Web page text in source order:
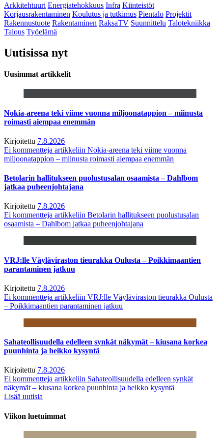
Arkkitehtuuri Energiatehokkuus Infra Kiinteistöt
Korjausrakentaminen Koulutus ja tutkimus Pientalo Projektit
Rakennustuote Rakentaminen RaksaTV Suunnittelu Talotekniikka
Talous Työelämä
Uutisissa nyt
Uusimmat artikkelit
Nokia-areena teki viime vuonna miljoonatappion – miinusta
roimasti aiempaa enemmän
Kirjoitettu 7.8.2026
Ei kommentteja artikkeliin Nokia-areena teki viime vuonna
miljoonatappion – miinusta roimasti aiempaa enemmän
Betolarin hallitukseen puolustusalan osaamista – Dahlbom
jatkaa puheenjohtajana
Kirjoitettu 7.8.2026
Ei kommentteja artikkeliin Betolarin hallitukseen puolustusalan
osaamista – Dahlbom jatkaa puheenjohtajana
VRJ:lle Väyläviraston tieurakka Oulusta – Poikkimaantien
parantaminen jatkuu
Kirjoitettu 7.8.2026
Ei kommentteja artikkeliin VRJ:lle Väyläviraston tieurakka Oulusta
– Poikkimaantien parantaminen jatkuu
Sahateollisuudella edelleen synkät näkymät – kiusana korkea
puunhinta ja heikko kysyntä
Kirjoitettu 7.8.2026
Ei kommentteja artikkeliin Sahateollisuudella edelleen synkät
näkymät – kiusana korkea puunhinta ja heikko kysyntä
Lisää uutisia
Viikon luetuimmat